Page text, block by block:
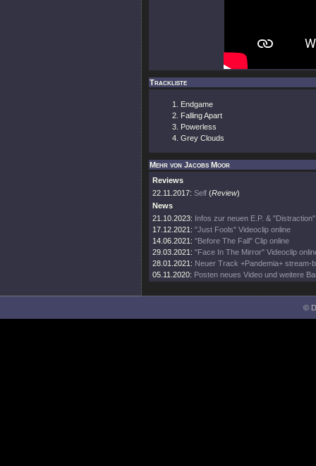
Trackliste
Endgame
Falling Apart
Powerless
Grey Clouds
Mehr von Jacobs Moor
Reviews
22.11.2017: Self (Review)
News
21.10.2023: Infos zur neuen E.P. &
17.12.2021: "Just Fools" Videoclip online
14.06.2021: "Before The Fall" Clip online
29.03.2021: "Face In The Mirror" Videoclip
28.01.2021: Neuer Track +Pandemia+ stream-
05.11.2020: Posten neues Video und weitere
©